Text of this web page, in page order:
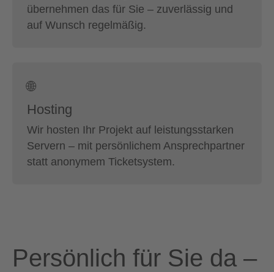
übernehmen das für Sie – zuverlässig und
auf Wunsch regelmäßig.
🌐
Hosting
Wir hosten Ihr Projekt auf leistungsstarken
Servern – mit persönlichem Ansprechpartner
statt anonymem Ticketsystem.
Persönlich für Sie da –